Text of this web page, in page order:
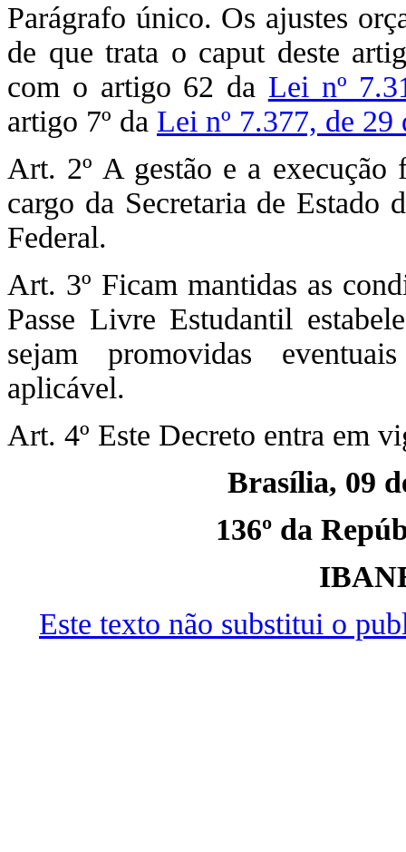
Parágrafo único. Os ajustes
de que trata o caput deste
com o artigo 62 da Lei nº
artigo 7º da Lei nº 7.377, de 29
Art. 2º A gestão e a execução
cargo da Secretaria de
Federal.
Art. 3º Ficam mantidas as
Passe Livre Estudantil
sejam promovidas
aplicável.
Art. 4º Este Decreto entra em
Brasília, 09
136º da
Este texto não substitui o